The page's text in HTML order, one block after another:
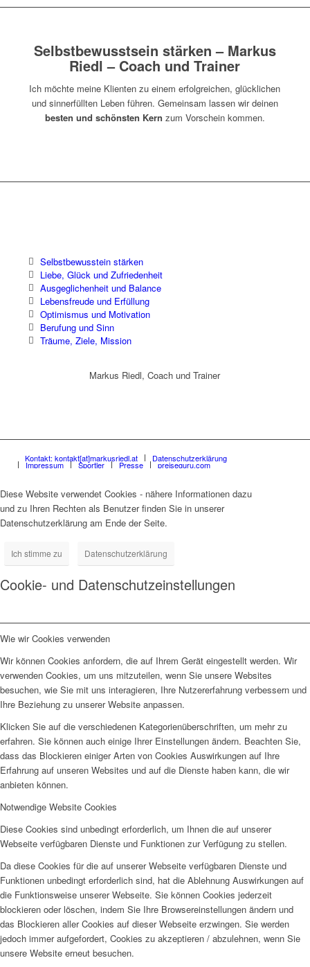
Selbstbewusstsein stärken – Markus
Riedl – Coach und Trainer
Ich möchte meine Klienten zu einem erfolgreichen, glücklichen
und sinnerfüllten Leben führen. Gemeinsam lassen wir deinen
besten und schönsten Kern zum Vorschein kommen.
Selbstbewusstein stärken
Liebe, Glück und Zufriedenheit
Ausgeglichenheit und Balance
Lebensfreude und Erfüllung
Optimismus und Motivation
Berufung und Sinn
Träume, Ziele, Mission
Markus Riedl, Coach und Trainer
Kontakt: kontakt[at]markusriedl.at Datenschutzerklärung
Impressum Sportler Presse preiseguru.com
Diese Website verwendet Cookies - nähere Informationen dazu
und zu Ihren Rechten als Benutzer finden Sie in unserer
Datenschutzerklärung am Ende der Seite.
Ich stimme zu Datenschutzerklärung
Cookie- und Datenschutzeinstellungen
Wie wir Cookies verwenden
Wir können Cookies anfordern, die auf Ihrem Gerät eingestellt werden. Wir
verwenden Cookies, um uns mitzuteilen, wenn Sie unsere Websites
besuchen, wie Sie mit uns interagieren, Ihre Nutzererfahrung verbessern und
Ihre Beziehung zu unserer Website anpassen.
Klicken Sie auf die verschiedenen Kategorienüberschriften, um mehr zu
erfahren. Sie können auch einige Ihrer Einstellungen ändern. Beachten Sie,
dass das Blockieren einiger Arten von Cookies Auswirkungen auf Ihre
Erfahrung auf unseren Websites und auf die Dienste haben kann, die wir
anbieten können.
Notwendige Website Cookies
Diese Cookies sind unbedingt erforderlich, um Ihnen die auf unserer
Webseite verfügbaren Dienste und Funktionen zur Verfügung zu stellen.
Da diese Cookies für die auf unserer Webseite verfügbaren Dienste und
Funktionen unbedingt erforderlich sind, hat die Ablehnung Auswirkungen auf
die Funktionsweise unserer Webseite. Sie können Cookies jederzeit
blockieren oder löschen, indem Sie Ihre Browsereinstellungen ändern und
das Blockieren aller Cookies auf dieser Webseite erzwingen. Sie werden
jedoch immer aufgefordert, Cookies zu akzeptieren / abzulehnen, wenn Sie
unsere Website erneut besuchen.